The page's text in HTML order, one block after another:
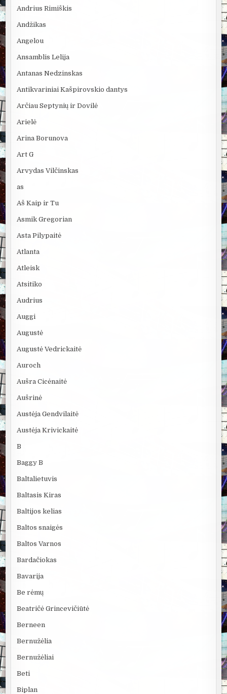
Andrius Rimiškis
Andžikas
Angelou
Ansamblis Lelija
Antanas Nedzinskas
Antikvariniai Kašpirovskio dantys
Arčiau Septynių ir Dovilė
Arielė
Arina Borunova
Art G
Arvydas Vilčinskas
as
Aš Kaip ir Tu
Asmik Gregorian
Asta Pilypaitė
Atlanta
Atleisk
Atsitiko
Audrius
Auggi
Augustė
Augustė Vedrickaitė
Auroch
Aušra Cicėnaitė
Aušrinė
Austėja Gendvilaitė
Austėja Krivickaitė
B
Baggy B
Baltalietuvis
Baltasis Kiras
Baltijos kelias
Baltos snaigės
Baltos Varnos
Bardačiokas
Bavarija
Be rėmų
Beatričė Grincevičiūtė
Berneen
Bernužėlia
Bernužėliai
Beti
Biplan